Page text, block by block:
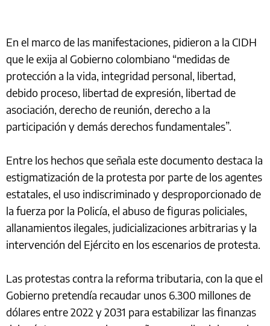
En el marco de las manifestaciones, pidieron a la CIDH
que le exija al Gobierno colombiano “medidas de
protección a la vida, integridad personal, libertad,
debido proceso, libertad de expresión, libertad de
asociación, derecho de reunión, derecho a la
participación y demás derechos fundamentales”.
Entre los hechos que señala este documento destaca la
estigmatización de la protesta por parte de los agentes
estatales, el uso indiscriminado y desproporcionado de
la fuerza por la Policía, el abuso de figuras policiales,
allanamientos ilegales, judicializaciones arbitrarias y la
intervención del Ejército en los escenarios de protesta.
Las protestas contra la reforma tributaria, con la que el
Gobierno pretendía recaudar unos 6.300 millones de
dólares entre 2022 y 2031 para estabilizar las finanzas